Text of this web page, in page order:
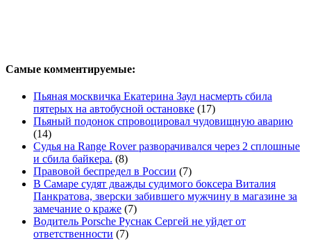
Самые комментируемые:
Пьяная москвичка Екатерина Заул насмерть сбила
пятерых на автобусной остановке (17)
Пьяный подонок спровоцировал чудовищную аварию
(14)
Судья на Range Rover разворачивался через 2 сплошные
и сбила байкера. (8)
Правовой беспредел в России (7)
В Самаре судят дважды судимого боксера Виталия
Панкратова, зверски забившего мужчину в магазине за
замечание о краже (7)
Водитель Porsche Руснак Сергей не уйдет от
ответственности (7)